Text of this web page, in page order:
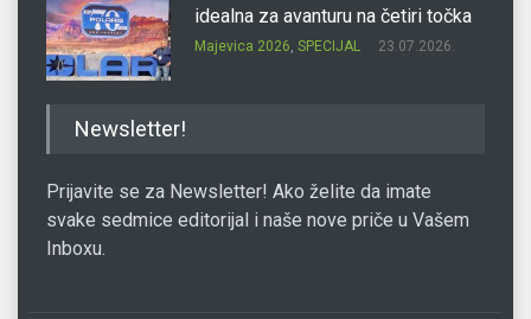
idealna za avanturu na četiri točka
Majevica 2026, SPECIJAL 23.07.2026.
Newsletter!
Prijavite se za Newsletter! Ako želite da imate
svake sedmice editorijal i naše nove priče u Vašem
Inboxu.